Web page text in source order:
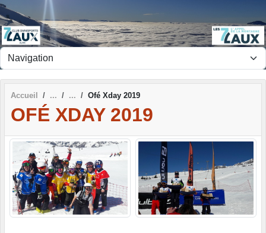
Accueil Ofé Xday 2019
OFÉ XDAY 2019
Panneau de gestion des cookies